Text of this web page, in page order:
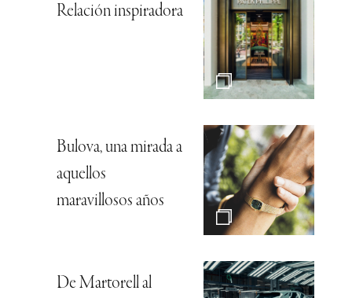
Relación inspiradora
Bulova, una mirada a
aquellos
maravillosos años
De Martorell al